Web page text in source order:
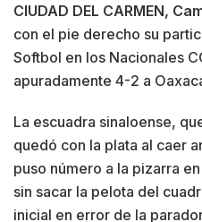
CIUDAD DEL CARMEN,
con el pie derecho su
Softbol en los Nacionales
apuradamente 4-2 a
La escuadra sinaloense,
quedó con la plata al caer
puso número a la pizarra
sin sacar la pelota del
inicial en error de la